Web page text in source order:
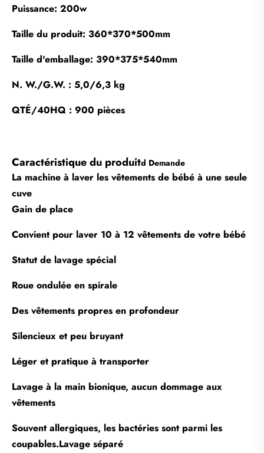
Puissance: 200w
Taille du produit: 360*370*500mm
Taille d'emballage: 390*375*540mm
N. W./G.W. : 5,0/6,3 kg
QTÉ/40HQ : 900 pièces
Caractéristique du produitd Demande
La machine à laver les vêtements de bébé à une seule
cuve
Gain de place
Convient pour laver 10 à 12 vêtements de votre bébé
Statut de lavage spécial
Roue ondulée en spirale
Des vêtements propres en profondeur
Silencieux et peu bruyant
Léger et pratique à transporter
Lavage à la main bionique, aucun dommage aux
vêtements
Souvent allergiques, les bactéries sont parmi les
coupables.Lavage séparé